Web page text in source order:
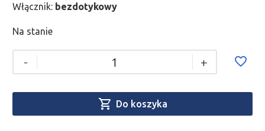
Włącznik: bezdotykowy
Na stanie
- +
 Do koszyka